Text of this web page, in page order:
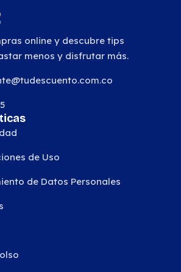
online y descubre tips
menos y disfrutar más.
de Uso
de Datos Personales